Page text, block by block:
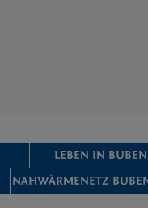
LEBEN IN
NAHWÄRMENETZ